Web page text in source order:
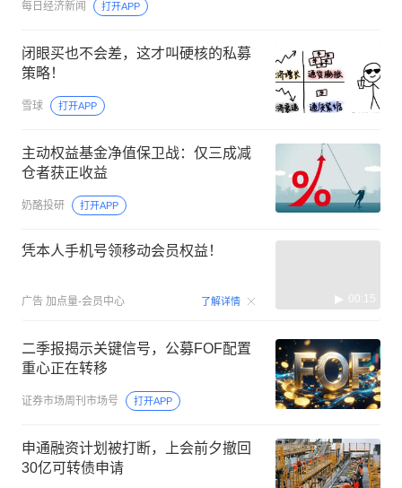
每日经济新闻 打开APP
闭眼买也不会差，这才叫硬核的私募
策略！
雪球 打开APP
主动权益基金净值保卫战：仅三成减
仓者获正收益
奶酪投研 打开APP
凭本人手机号领移动会员权益！
广告 加点量-会员中心 了解详情 00:15
二季报揭示关键信号，公募FOF配置
重心正在转移
证券市场周刊市场号 打开APP
申通融资计划被打断，上会前夕撤回
30亿可转债申请